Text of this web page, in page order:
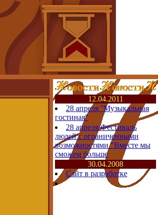
12.04.2011
28 апреля ''Музыкальная
гостиная''
28 апреля Фестиваль
людей с ограниченными
возможностями "Вместе мы
сможем больше
30.04.2008
Сайт в разработке